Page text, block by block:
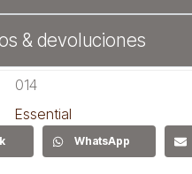
& devoluciones
014
Essential
WhatsApp